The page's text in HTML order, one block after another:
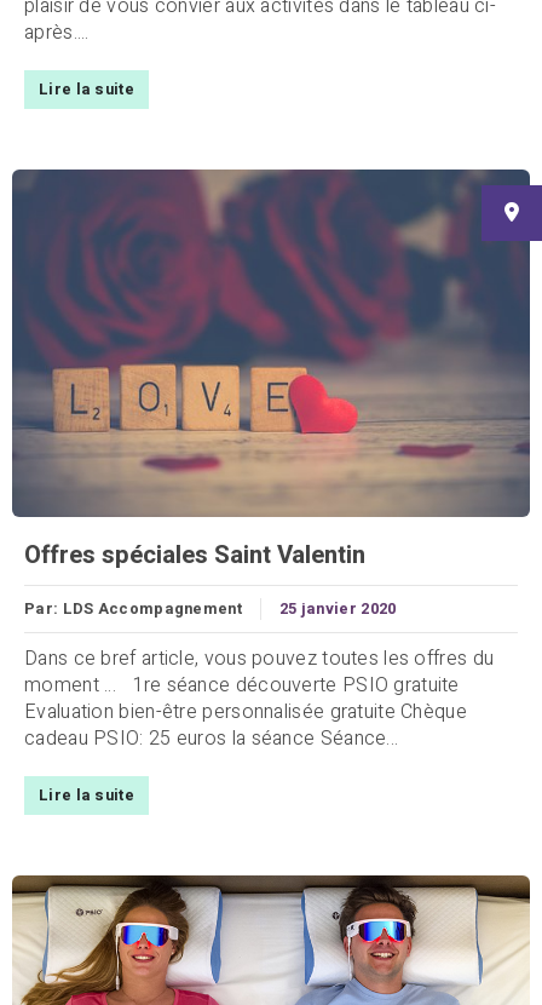
plaisir de vous convier aux activités dans le tableau ci-
après....
Lire la suite
Offres spéciales Saint Valentin
Par: LDS Accompagnement 25 janvier 2020
Dans ce bref article, vous pouvez toutes les offres du
moment … 1re séance découverte PSIO gratuite
Evaluation bien-être personnalisée gratuite Chèque
cadeau PSIO: 25 euros la séance Séance...
Lire la suite